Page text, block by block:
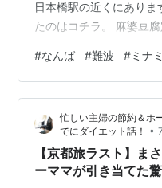
日本橋駅の近くにあり
たのはコチラ。 麻婆豆
んが、入店してすぐ店員
言っていたので、何の
スマホ経由だからです
す。 個人的ですが、こ
いいのです。 あと、米
と、麻婆の辛さ…
#なんば #難波 #ミナミ
忙しい主婦の節約＆ホ
でにダイエット話！
•
【京都旅ラスト】ま
ーママが引き当てた